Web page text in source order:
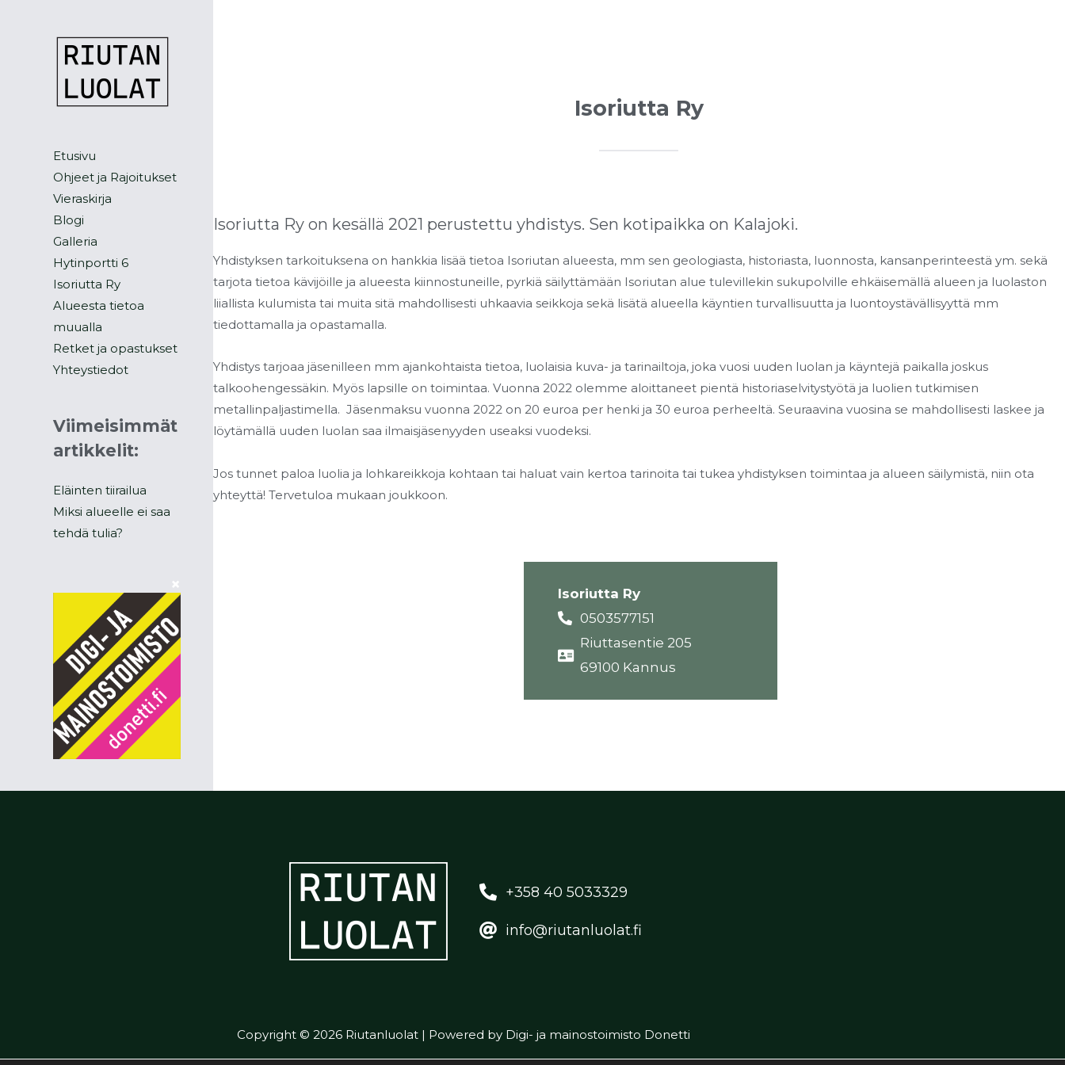
Etusivu
Ohjeet ja Rajoitukset
Vieraskirja
Blogi
Galleria
Hytinportti 6
Isoriutta Ry
Alueesta tietoa
muualla
Retket ja opastukset
Yhteystiedot
Viimeisimmät
artikkelit:
Eläinten tiirailua
Miksi alueelle ei saa
tehdä tulia?
×
Isoriutta Ry
Isoriutta Ry on kesällä 2021 perustettu yhdistys. Sen kotipaikka on Kalajoki.
Yhdistyksen tarkoituksena on hankkia lisää tietoa Isoriutan alueesta, mm sen geologiasta, historiasta, luonnosta, kansanperinteestä ym. sekä
tarjota tietoa kävijöille ja alueesta kiinnostuneille, pyrkiä säilyttämään Isoriutan alue tulevillekin sukupolville ehkäisemällä alueen ja luolaston
liiallista kulumista tai muita sitä mahdollisesti uhkaavia seikkoja sekä lisätä alueella käyntien turvallisuutta ja luontoystävällisyyttä mm
tiedottamalla ja opastamalla.
Yhdistys tarjoaa jäsenilleen mm ajankohtaista tietoa, luolaisia kuva- ja tarinailtoja, joka vuosi uuden luolan ja käyntejä paikalla joskus
talkoohengessäkin. Myös lapsille on toimintaa. Vuonna 2022 olemme aloittaneet pientä historiaselvitystyötä ja luolien tutkimisen
metallinpaljastimella. Jäsenmaksu vuonna 2022 on 20 euroa per henki ja 30 euroa perheeltä. Seuraavina vuosina se mahdollisesti laskee ja
löytämällä uuden luolan saa ilmaisjäsenyyden useaksi vuodeksi.
Jos tunnet paloa luolia ja lohkareikkoja kohtaan tai haluat vain kertoa tarinoita tai tukea yhdistyksen toimintaa ja alueen säilymistä, niin ota
yhteyttä! Tervetuloa mukaan joukkoon.
Isoriutta Ry
0503577151
Riuttasentie 205
69100 Kannus
+358 40 5033329
info@riutanluolat.fi
Copyright © 2026 Riutanluolat | Powered by Digi- ja mainostoimisto Donetti